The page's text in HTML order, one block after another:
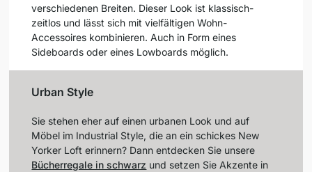
verschiedenen Breiten. Dieser Look ist klassisch-
zeitlos und lässt sich mit vielfältigen Wohn-
Accessoires kombinieren. Auch in Form eines
Sideboards oder eines Lowboards möglich.
Urban Style
Sie stehen eher auf einen urbanen Look und auf
Möbel im Industrial Style, die an ein schickes New
Yorker Loft erinnern? Dann entdecken Sie unsere
Bücherregale in schwarz und setzen Sie Akzente in